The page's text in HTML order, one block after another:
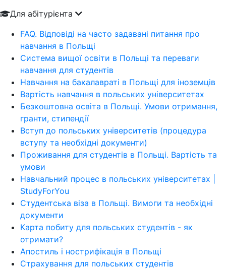
Для абітурієнта
FAQ. Відповіді на часто задавані питання про
навчання в Польщі
Система вищої освіти в Польщі та переваги
навчання для студентів
Навчання на бакалавраті в Польщі для іноземців
Вартість навчання в польських університетах
Безкоштовна освіта в Польщі. Умови отримання,
гранти, стипендії
Вступ до польських університетів (процедура
вступу та необхідні документи)
Проживання для студентів в Польщі. Вартість та
умови
Навчальний процес в польських університетах |
StudyForYou
Студентська віза в Польщі. Вимоги та необхідні
документи
Карта побиту для польських студентів - як
отримати?
Апостиль і нострифікація в Польщі
Страхування для польських студентів